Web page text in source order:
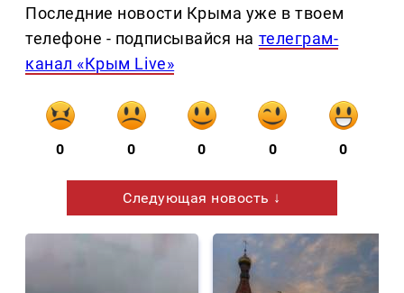
Последние новости Крыма уже в твоем
телефоне - подписывайся на телеграм-
канал «Крым Live»
0 0 0 0 0
Следующая новость ↓